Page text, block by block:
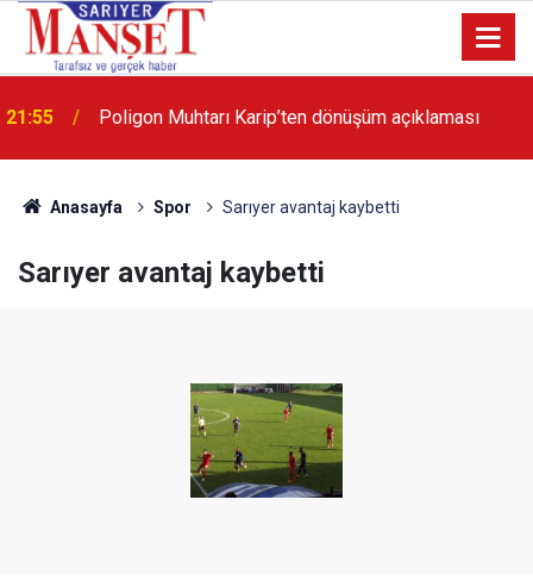
13:36 'Poligon'da İstanbul'a örnek proje gerçekleştirilecek'
Anasayfa Spor Sarıyer avantaj kaybetti
Sarıyer avantaj kaybetti